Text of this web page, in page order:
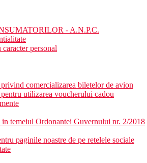
- A.N.P.C.
personal
comercializarea biletelor de avion
utilizarea voucherului cadou
temeiul Ordonantei Guvernului nr. 2/2018
paginile noastre de pe retelele sociale